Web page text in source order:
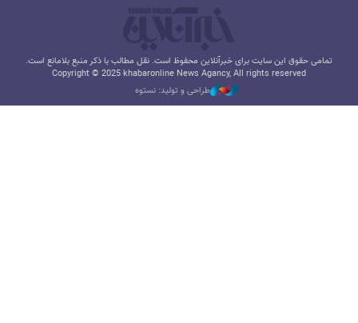
تمامی حقوق این سایت برای خبرآنلاین محفوظ است. نقل مطالب با ذکر منبع بلامانع است.
Copyright © 2025 khabaronline News Agancy, All rights reserved
طراحی و تولید: نستوه